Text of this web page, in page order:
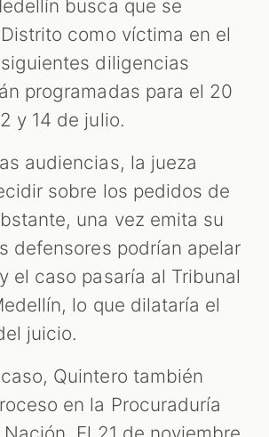
busca que se
como víctima en el
diligencias
programadas para el 20
y 14 de julio.
audiencias, la jueza
sobre los pedidos de
una vez emita su
defensores podrían apelar
el caso pasaría al Tribunal
lo que dilataría el
juicio.
Quintero también
en la Procuraduría